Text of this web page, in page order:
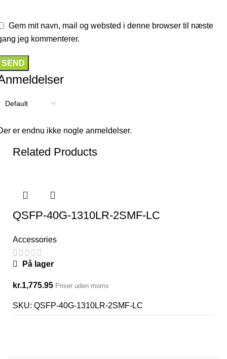
er endnu ikke nogle anmeldelser.
Gem mit navn, mail og websted i denne browser til næste
jeg kommenterer.
Related Products
QSFP-40G-1310LR-2SMF-LC
Accessories
På lager
kr.1,775.95 Priser uden moms
SKU: QSFP-40G-1310LR-2SMF-LC